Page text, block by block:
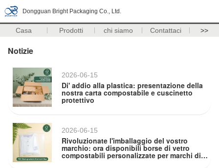
Dongguan Bright Packaging Co., Ltd.
Casa Prodotti chi siamo Contattaci >>
Notizie
2026-06-15
Di' addio alla plastica: presentazione della
nostra carta compostabile e cuscinetto
protettivo
2026-06-15
Rivoluzionate l'imballaggio del vostro
marchio: ora disponibili borse di vetro
compostabili personalizzate per marchi di
abbigliamento